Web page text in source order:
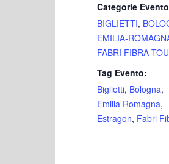
Categorie
BIGLIETTI,
EMILIA-
FABRI FIBRA
Tag Evento:
Biglietti, Bologna,
Emilia Romagna,
Estragon, Fabri